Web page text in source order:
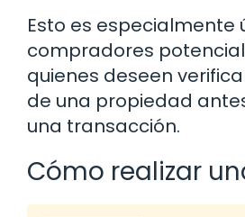
Esto es especialmente
compradores
quienes deseen
de una propiedad
una transacción.
Cómo realizar